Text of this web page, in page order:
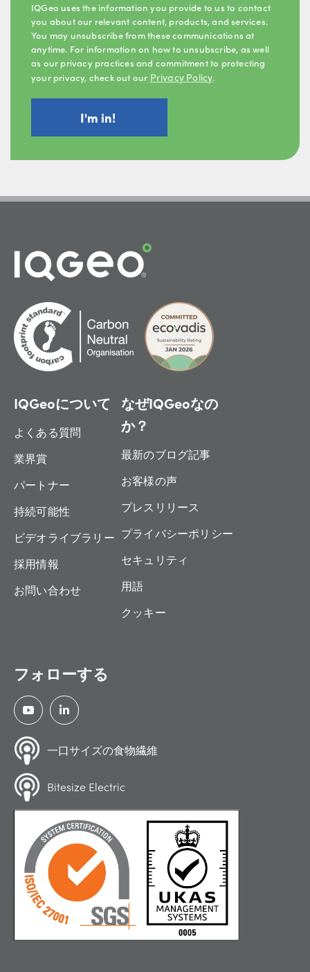
IQGeo uses the information you provide to us to contact
you about our relevant content, products, and services.
You may unsubscribe from these communications at
anytime. For information on how to unsubscribe, as well
as our privacy practices and commitment to protecting
your privacy, check out our Privacy Policy.
IQGeoについて
よくある質問
業界賞
パートナー
持続可能性
ビデオライブラリー
採用情報
お問い合わせ
なぜIQGeoなの
か？
最新のブログ記事
お客様の声
プレスリリース
プライバシーポリシー
セキュリティ
用語
クッキー
フォローする
一口サイズの食物繊維
Bitesize Electric